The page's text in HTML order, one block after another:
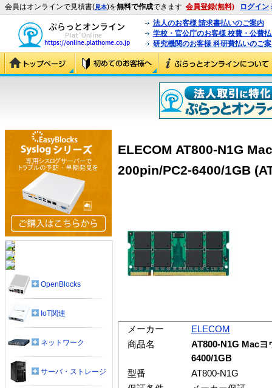
会員はオンラインで見積書(見本)を無料で作成できます 会員登録(無料) ログイン
法人のお客様 請求書払いのご案内
学校・官公庁のお客様 校費・公費
研究機関のお客様 科研費払いのご
ELECOM AT800-N1G
200pin/PC2-6400/1GB
メーカー
ELECOM
商品名
AT800-N1G Macヨ
6400/1GB
型番
AT800-N1G
OpenBlocks
IoT関連
ネットワーク
サーバ・ストレージ